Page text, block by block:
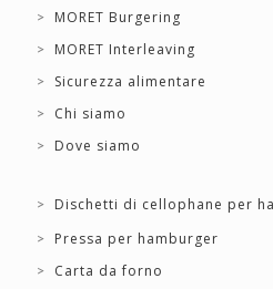
MORET Burgering
MORET Interleaving
Sicurezza alimentare
Chi siamo
Dove siamo
Dischetti di cellophane per
Pressa per hamburger
Carta da forno